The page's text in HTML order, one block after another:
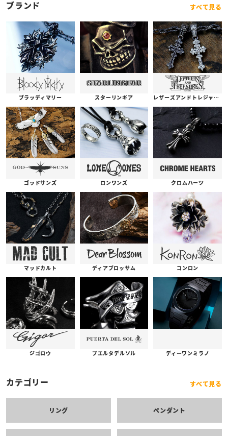
ブランド すべて見る
ブラッディマリー スターリンギア レザーズアンドトレジャーズ
ゴッドサンズ ロンワンズ クロムハーツ
マッドカルト ディアブロッサム コンロン
ジゴロウ プエルタデルソル ディーワンミラノ
カテゴリー すべて見る
リング ペンダント